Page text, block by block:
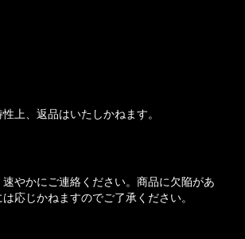
上、返品はいたしかねます。
やかにご連絡ください。商品に欠陥があ
応じかねますのでご了承ください。